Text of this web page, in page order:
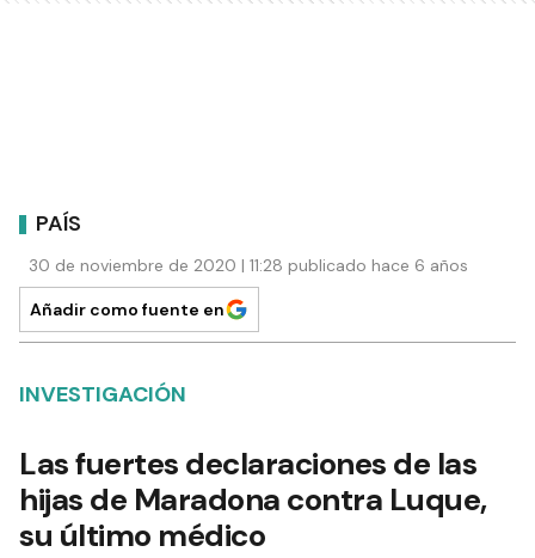
PAÍS
30 de noviembre de 2020 | 11:28 publicado hace 6 años
Añadir como fuente en
INVESTIGACIÓN
Las fuertes declaraciones de las
hijas de Maradona contra Luque,
su último médico